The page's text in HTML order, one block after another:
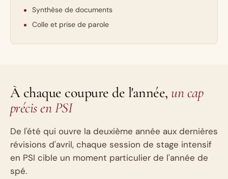
Synthèse de documents
Colle et prise de parole
À chaque coupure de l'année,un cap
précis en PSI
De l'été qui ouvre la deuxième année aux dernières
révisions d'avril, chaque session de stage intensif
en PSI cible un moment particulier de l'année de
spé.